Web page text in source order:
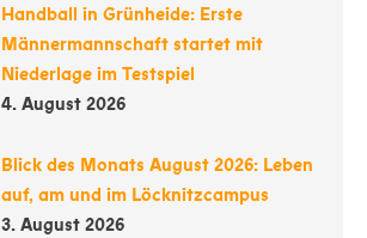
Handball in Grünheide: Erste
Männermannschaft startet mit
Niederlage im Testspiel
4. August 2026
Blick des Monats August 2026: Leben
auf, am und im Löcknitzcampus
3. August 2026